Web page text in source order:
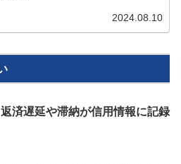
2024.08.10
返済遅延や滞納が信用情報に記録